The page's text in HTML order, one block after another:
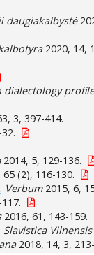
daugiakalbystė
2020, 14,
dialectology
3, 397-414.
2014, 5, 129-136.
(2), 116-130.
. Verbum2015, 6,
2016, 61, 143-159.
Slavistica Vilnensis
2018, 14, 3,